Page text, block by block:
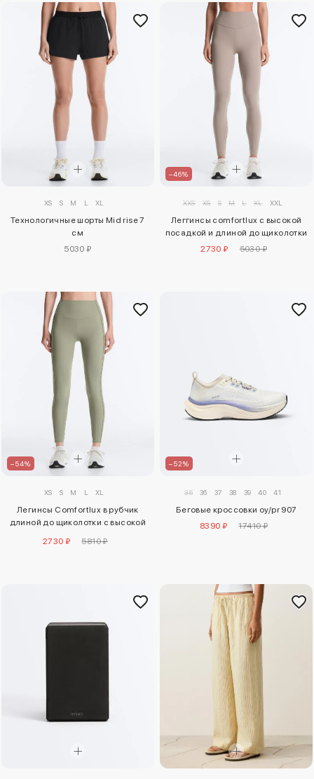
XS S M L XL
Технологичные шорты Mid rise 7
см
5030 ₽
–46%
XXS XS S M L XL XXL
Леггинсы comfortlux с высокой
посадкой и длиной до щиколотки
2730 ₽
5030 ₽
–54%
XS S M L XL
Легинсы Comfortlux в рубчик
длиной до щиколотки с высокой
2730 ₽ 5810 ₽
–52%
35 36 37 38 39 40 41
Беговые кроссовки oy/pr 907
8390 ₽
17410 ₽